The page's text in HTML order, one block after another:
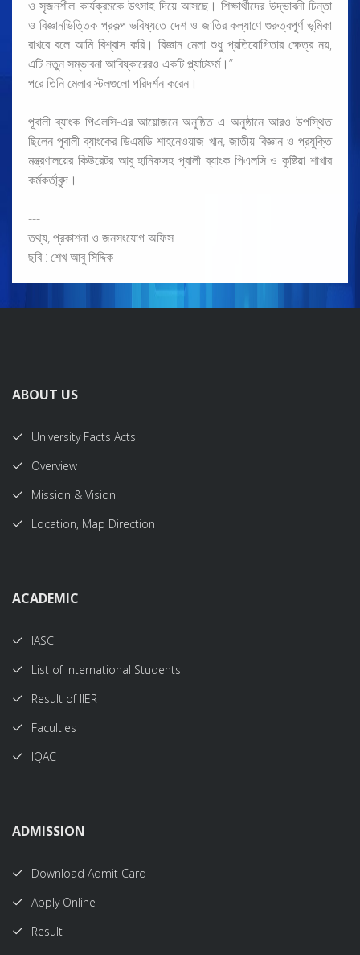
ও সৃজনশীল কার্যক্রমকে উৎসাহ দিয়ে আসছে। শিক্ষার্থীদের উদ্ভাবনী চিন্তা
ও বিজ্ঞানভিত্তিক প্রকল্প ভবিষ্যতে দেশ ও জাতির কল্যাণে গুরুত্বপূর্ণ ভূমিকা
রাখবে বলে আমি বিশ্বাস করি। বিজ্ঞান মেলা শুধু প্রতিযোগিতার ক্ষেত্র নয়,
এটি নতুন সম্ভাবনা আবিষ্কারেরও একটি প্ল্যাটফর্ম।”
পরে তিনি মেলার স্টলগুলো পরিদর্শন করেন।
পূবালী ব্যাংক পিএলসি-এর আয়োজনে অনুষ্ঠিত এ অনুষ্ঠানে আরও উপস্থিত
ছিলেন পূবালী ব্যাংকের ডিএমডি শাহনেওয়াজ খান, জাতীয় বিজ্ঞান ও প্রযুক্তি
মন্ত্রণালয়ের কিউরেটর আবু হানিফসহ পূবালী ব্যাংক পিএলসি ও কুষ্টিয়া শাখার
কর্মকর্তাবৃন্দ।
---
তথ্য, প্রকাশনা ও জনসংযোগ অফিস
ছবি : শেখ আবু সিদ্দিক
ABOUT US
University Facts Acts
Overview
Mission & Vision
Location, Map Direction
ACADEMIC
IASC
List of International Students
Result of IIER
Faculties
IQAC
ADMISSION
Download Admit Card
Apply Online
Result